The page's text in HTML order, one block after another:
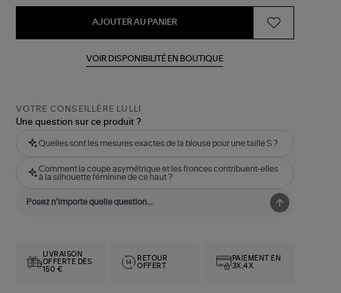
AJOUTER AU PANIER
VOIR DISPONIBILITÉ EN BOUTIQUE
VOTRE CONSEILLÈRE LULLI
Une question sur ce produit ?
Quelles sont les mesures exactes de la blouse pour une taille S ?
Comment la coupe asymétrique et les fronces contribuent-elles
à la silhouette féminine de ce haut ?
LIVRAISON
OFFERTE DÈS
150 €
RETOUR
OFFERT
PAIEMENT EN
3X,4X